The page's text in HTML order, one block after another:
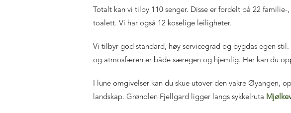
Totalt kan vi tilby 110 senger. Disse er fordelt på 22
toalett. Vi har også 12 koselige leiligheter.
Vi tilbyr god standard, høy servicegrad og bygdas egen
og atmosfæren er både særegen og hjemlig. Her kan du
I lune omgivelser kan du skue utover den vakre Øyangen,
landskap. Grønolen Fjellgard ligger langs sykkelruta